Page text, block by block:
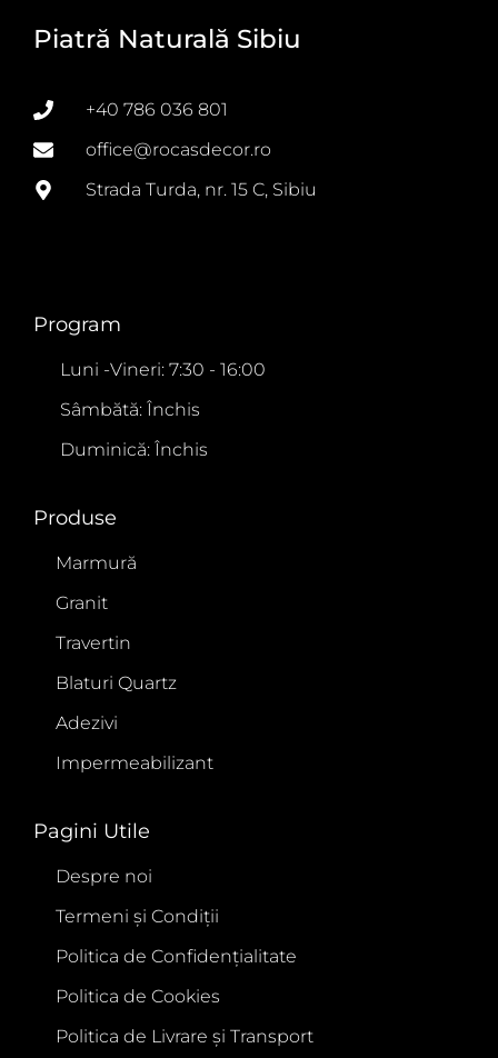
Piatră Naturală Sibiu
+40 786 036 801
office@rocasdecor.ro
Strada Turda, nr. 15 C, Sibiu
Program
Luni -Vineri: 7:30 - 16:00
Sâmbătă: Închis
Duminică: Închis
Produse
Marmură
Granit
Travertin
Blaturi Quartz
Adezivi
Impermeabilizant
Pagini Utile
Despre noi
Termeni și Condiții
Politica de Confidențialitate
Politica de Cookies
Politica de Livrare și Transport